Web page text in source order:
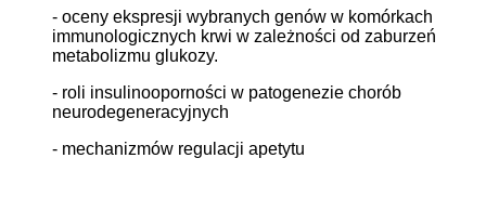
- oceny ekspresji wybranych genów w komórkach
immunologicznych krwi w zależności od zaburzeń
metabolizmu glukozy.
- roli insulinooporności w patogenezie chorób
neurodegeneracyjnych
- mechanizmów regulacji apetytu